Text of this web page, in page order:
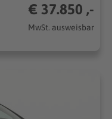
€ 37.850 ,-
MwSt. ausweisbar